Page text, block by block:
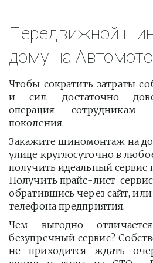
Передвижной
дому на
Чтобы сократить затраты
и сил, достаточно
операция сотрудникам
поколения.
Закажите шиномонтаж на
улице круглосуточно в
получить идеальный сервис
Получить прайс-лист
обратившись через сайт,
телефона предприятия.
Чем выгодно
безупречный сервис?
не приходится ждать